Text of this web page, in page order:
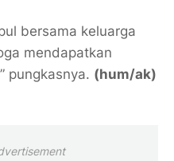
bersama keluarga
mendapatkan
pungkasnya. (hum/ak)